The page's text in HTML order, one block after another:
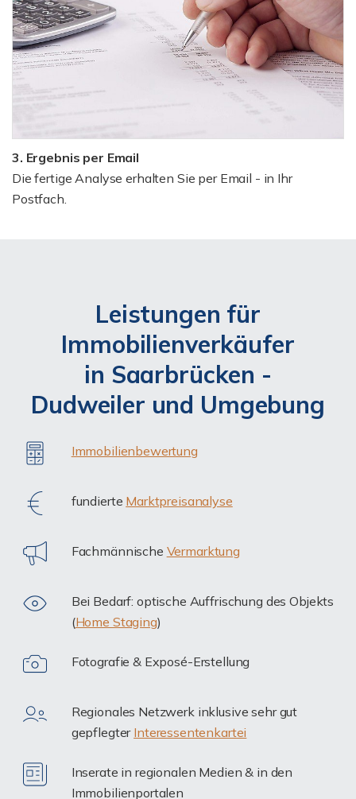
3. Ergebnis per Email
Die fertige Analyse erhalten Sie per Email - in Ihr
Postfach.
Leistungen für
Immobilienverkäufer
in Saarbrücken -
Dudweiler und Umgebung
Immobilienbewertung
fundierte Marktpreisanalyse
Fachmännische Vermarktung
Bei Bedarf: optische Auffrischung des Objekts
(Home Staging)
Fotografie & Exposé-Erstellung
Regionales Netzwerk inklusive sehr gut
gepflegter Interessentenkartei
Inserate in regionalen Medien & in den
Immobilienportalen